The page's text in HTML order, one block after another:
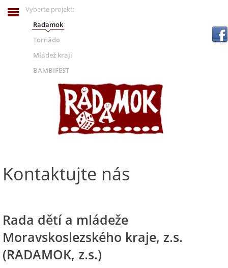
Vyberte projekt:
Radamok
Tornádo
Mládež kraji
BAMBIFEST
.
Kontaktujte nás
Rada dětí a mládeže
Moravskoslezského kraje, z.s.
(RADAMOK, z.s.)